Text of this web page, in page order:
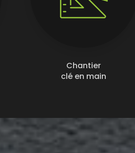
Chantier
clé en main